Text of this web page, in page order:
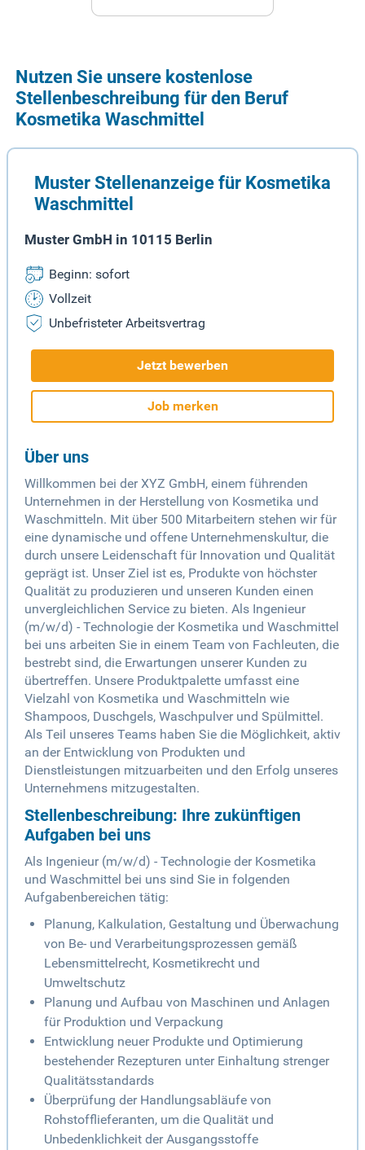
Nutzen Sie unsere kostenlose
Stellenbeschreibung für den Beruf
Kosmetika Waschmittel
Muster Stellenanzeige für Kosmetika
Waschmittel
Muster GmbH in 10115 Berlin
Beginn: sofort
Vollzeit
Unbefristeter Arbeitsvertrag
Jetzt bewerben
Job merken
Über uns
Willkommen bei der XYZ GmbH, einem führenden
Unternehmen in der Herstellung von Kosmetika und
Waschmitteln. Mit über 500 Mitarbeitern stehen wir für
eine dynamische und offene Unternehmenskultur, die
durch unsere Leidenschaft für Innovation und Qualität
geprägt ist. Unser Ziel ist es, Produkte von höchster
Qualität zu produzieren und unseren Kunden einen
unvergleichlichen Service zu bieten. Als Ingenieur
(m/w/d) - Technologie der Kosmetika und Waschmittel
bei uns arbeiten Sie in einem Team von Fachleuten, die
bestrebt sind, die Erwartungen unserer Kunden zu
übertreffen. Unsere Produktpalette umfasst eine
Vielzahl von Kosmetika und Waschmitteln wie
Shampoos, Duschgels, Waschpulver und Spülmittel.
Als Teil unseres Teams haben Sie die Möglichkeit, aktiv
an der Entwicklung von Produkten und
Dienstleistungen mitzuarbeiten und den Erfolg unseres
Unternehmens mitzugestalten.
Stellenbeschreibung: Ihre zukünftigen
Aufgaben bei uns
Als Ingenieur (m/w/d) - Technologie der Kosmetika
und Waschmittel bei uns sind Sie in folgenden
Aufgabenbereichen tätig:
Planung, Kalkulation, Gestaltung und Überwachung
von Be- und Verarbeitungsprozessen gemäß
Lebensmittelrecht, Kosmetikrecht und
Umweltschutz
Planung und Aufbau von Maschinen und Anlagen
für Produktion und Verpackung
Entwicklung neuer Produkte und Optimierung
bestehender Rezepturen unter Einhaltung strenger
Qualitätsstandards
Überprüfung der Handlungsabläufe von
Rohstofflieferanten, um die Qualität und
Unbedenklichkeit der Ausgangsstoffe